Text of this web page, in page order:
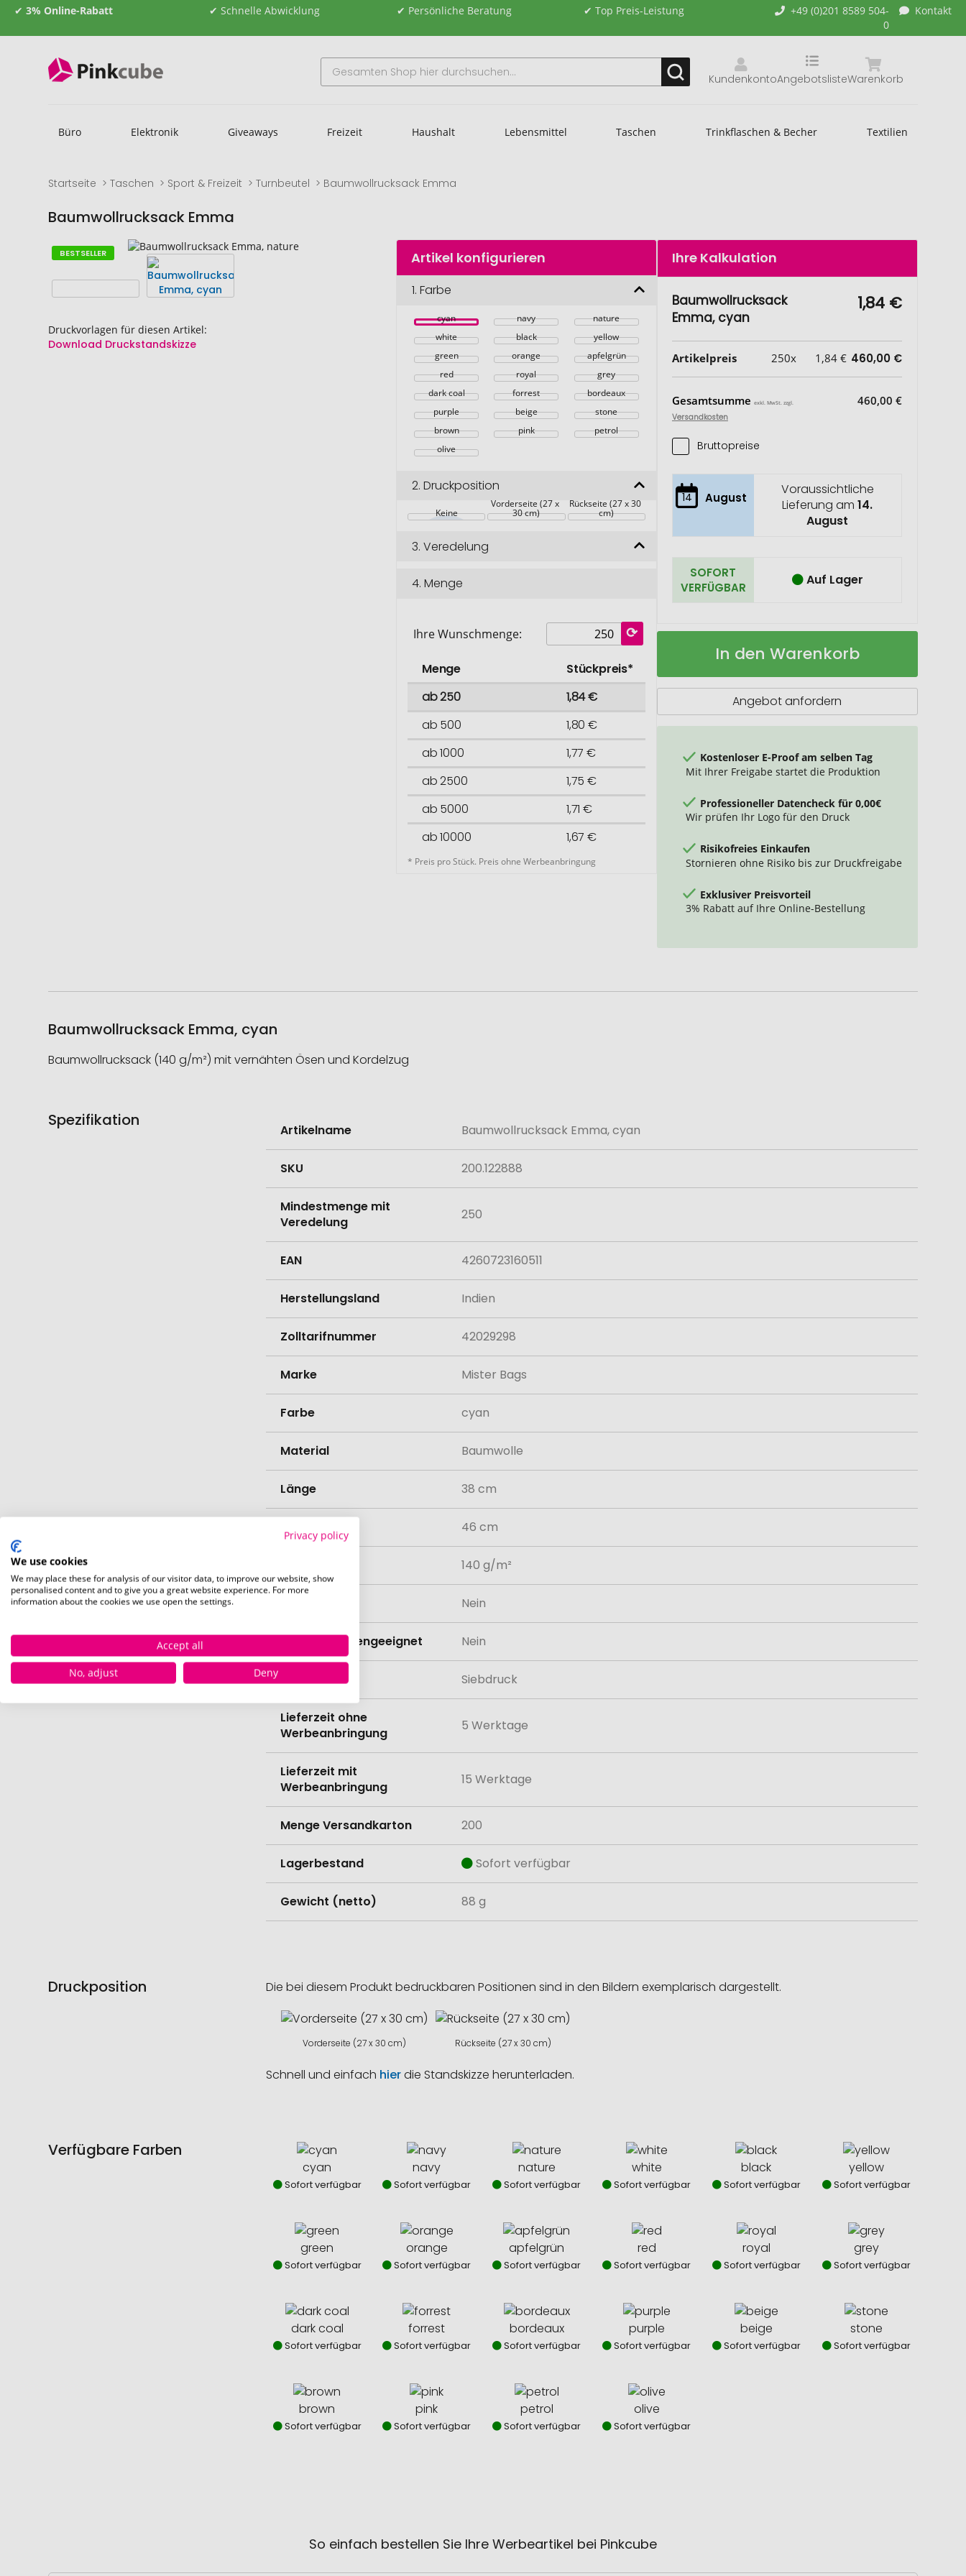
✔ 3% Online-Rabatt ✔ Schnelle Abwicklung ✔ Persönliche Beratung ✔ Top Preis-Leistung
+49 (0)201 8589 504-
0
Kontakt
Kundenkonto Warenkorb
Angebotsliste
Büro Elektronik Giveaways Freizeit Haushalt Lebensmittel Taschen Trinkflaschen & Becher Textilien
Startseite Taschen Sport & Freizeit Turnbeutel Baumwollrucksack Emma
Baumwollrucksack Emma
Zum
Ende
Druckvorlagen für diesen Artikel:
Download Druckstandskizze
Zum
Anfang
BESTSELLER Artikel konfigurieren
1.Farbe
cyan navy
nature
white
black
yellow
green
orange
apfelgrün
red
royal
grey
dark coal
forrest
bordeaux
purple
beige
stone
brown
pink
petrol
olive
2.Druckposition
Keine
Vorderseite (27 x
30 cm)
Rückseite (27 x 30
cm)
3.Veredelung
4.Menge
Ihre Wunschmenge:
Menge
Stückpreis*
ab 250
1,84 €
ab 500
1,80 €
ab 1000
1,77 €
ab 2500
1,75 €
ab 5000
1,71 €
ab 10000
1,67 €
* Preis pro Stück. Preis ohne Werbeanbringung
Ihre Kalkulation
Baumwollrucksack
Emma, cyan
1,84 €
Artikelpreis 250x 1,84 € 460,00 €
Gesamtsumme exkl. MwSt. zzgl.
Versandkosten
460,00 €
Bruttopreise
14 August
Voraussichtliche
Lieferung am14.
August
SOFORT
VERFÜGBAR
Auf Lager
Baumwollrucksack
Auf
In den Warenkorb
Angebot anfordern
Kostenloser E-Proof am selben Tag
Mit Ihrer Freigabe startet die Produktion
Professioneller Datencheck für 0,00€
Wir prüfen Ihr Logo für den Druck
Risikofreies Einkaufen
Stornieren ohne Risiko bis zur Druckfreigabe
Exklusiver Preisvorteil
3% Rabatt auf Ihre Online-Bestellung
Baumwollrucksack Emma, cyan
Baumwollrucksack (140 g/m²) mit vernähten Ösen und Kordelzug
Spezifikation
Informationen
Artikelname Baumwollrucksack Emma, cyan
SKU 200.122888
Mindestmenge mit
Veredelung
250
EAN 4260723160511
Herstellungsland Indien
Zolltarifnummer 42029298
Marke Mister Bags
Farbe cyan
Material Baumwolle
Länge 38 cm
Breite 46 cm
140 g/m²
Nein
Spülmaschinengeeignet Nein
Veredelung Siebdruck
Lieferzeit ohne
Werbeanbringung
5 Werktage
Lieferzeit mit
Werbeanbringung
15 Werktage
Menge Versandkarton 200
Lagerbestand Sofort verfügbar
Gewicht (netto) 88 g
Druckposition Die bei diesem Produkt bedruckbaren Positionen sind in den Bildern exemplarisch dargestellt.
Vorderseite (27 x 30 cm) Rückseite (27 x 30 cm)
Schnell und einfach hierdie Standskizze herunterladen.
Verfügbare Farben
cyan
Sofort verfügbar
navy
Sofort verfügbar
nature
Sofort verfügbar
white
Sofort verfügbar
black
Sofort verfügbar
yellow
Sofort verfügbar
green
Sofort verfügbar
orange
Sofort verfügbar
apfelgrün
Sofort verfügbar
red
Sofort verfügbar
royal
Sofort verfügbar
grey
Sofort verfügbar
dark coal
Sofort verfügbar
forrest
Sofort verfügbar
bordeaux
Sofort verfügbar
purple
Sofort verfügbar
beige
Sofort verfügbar
stone
Sofort verfügbar
brown
Sofort verfügbar
pink
Sofort verfügbar
petrol
Sofort verfügbar
olive
Sofort verfügbar
So einfach bestellen Sie Ihre Werbeartikel bei Pinkcube
Privacy policy
We use cookies
We may place these for analysis of our visitor data, to improve our website, show
personalised content and to give you a great website experience. For more
information about the cookies we use open the settings.
Accept all
No, adjust
Deny